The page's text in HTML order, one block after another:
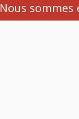
Nous sommes